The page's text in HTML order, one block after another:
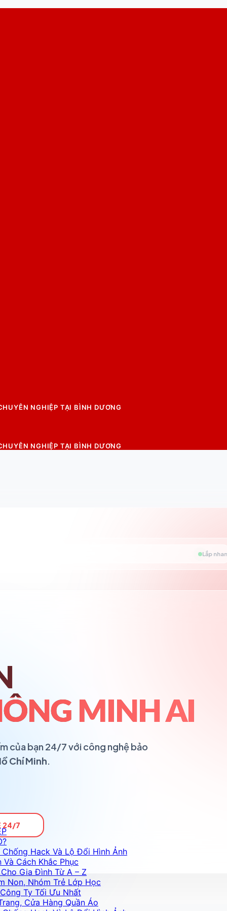
NGHIỆP TẠI BÌNH DƯƠNG
NGHIỆP TẠI BÌNH DƯƠNG
Hack Và Lộ Đổi Hình Ảnh
Cách Khắc Phục
Gia Đình Từ A – Z
Non, Nhóm Trẻ Lớp Học
Ty Tối Ưu Nhất
Cửa Hàng Quần Áo
Lắp
MINH AI
của bạn 24/7 với công nghệ bảo
Chí Minh.
24/7